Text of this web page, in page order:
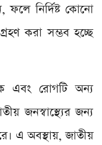
ফলে নির্দিষ্ট কোনো
করা সম্ভব হচ্ছে
এবং রোগটি অন্য
জনস্বাস্থ্যের জন্য
এ অবস্থায়, জাতীয়